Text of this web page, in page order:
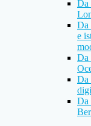
Da
Da
e
Da
Da
Da